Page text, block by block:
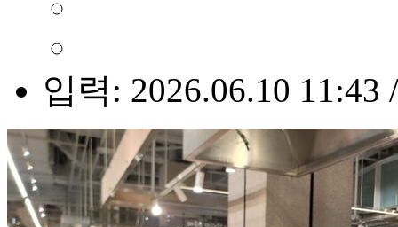
입력: 2026.06.10 11:43